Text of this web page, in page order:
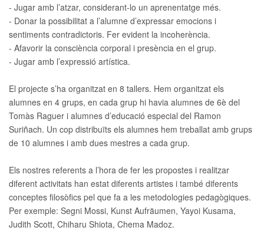
- Jugar amb l’atzar, considerant-lo un aprenentatge més.
- Donar la possibilitat a l’alumne d’expressar emocions i
sentiments contradictoris. Fer evident la incoherència.
- Afavorir la consciència corporal i presència en el grup.
- Jugar amb l’expressió artística.
El projecte s’ha organitzat en 8 tallers. Hem organitzat els
alumnes en 4 grups, en cada grup hi havia alumnes de 6è del
Tomàs Raguer i alumnes d’educació especial del Ramon
Suriñach. Un cop distribuïts els alumnes hem treballat amb grups
de 10 alumnes i amb dues mestres a cada grup.
Els nostres referents a l’hora de fer les propostes i realitzar
diferent activitats han estat diferents artistes i també diferents
conceptes filosòfics pel que fa a les metodologies pedagògiques.
Per exemple: Segni Mossi, Kunst Aufräumen, Yayoi Kusama,
Judith Scott, Chiharu Shiota, Chema Madoz.